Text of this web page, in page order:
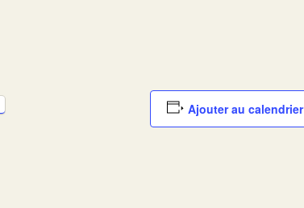
Ajouter au calendrier